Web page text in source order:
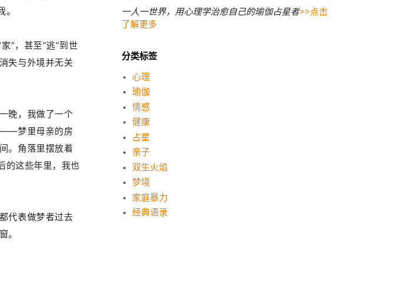
”，甚至“逃”到世
失与外境并无关
晚，我做了一个
——梦里母亲的房
。角落里摆放着
的这些年里，我也
代表做梦者过去
。
一人一世界，用心理学治愈自己的瑜伽占星者>>点击
了解更多
分类标签
心理
瑜伽
情感
健康
占星
亲子
双生火焰
梦境
家庭暴力
经典语录